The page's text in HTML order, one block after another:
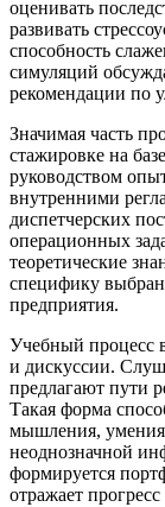
оценивать
развивать
способность
симуляций
рекомендации по
Значимая часть
стажировке на
руководством
внутренними
диспетчерских
операционных
теоретические
специфику
предприятия.
Учебный процесс
и дискуссии.
предлагают пути
Такая форма
мышления, умения
неоднозначной
формируется
отражает